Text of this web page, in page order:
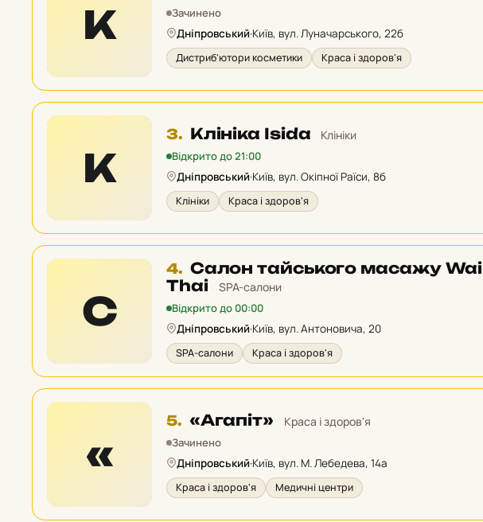
К
2
рейтингу:
Зачинено
Дніпровський·Київ, вул. Луначарського, 22б
Дистриб'ютори косметики Краса і здоров'я
К
3. Місце
3
у
рейтингу:
Клініка Isida Клініки
Відкрито до 21:00
Дніпровський·Київ, вул. Окіпної Раїси, 8б
Клініки Краса і здоров'я
С
4. Місце
4
у
рейтингу:
Салон тайського масажу Wai
Thai
SPA-салони
Відкрито до 00:00
Дніпровський·Київ, вул. Антоновича, 20
SPA-салони Краса і здоров'я
«
5. Місце
5
рейтингу:
«Агапіт» Краса і здоров'я
Зачинено
Дніпровський·Київ, вул. М. Лебедева, 14а
Краса і здоров'я Медичні центри